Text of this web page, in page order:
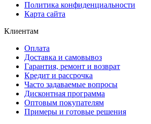
Политика конфиденциальности
Карта сайта
Клиентам
Оплата
Доставка и самовывоз
Гарантия, ремонт и возврат
Кредит и рассрочка
Часто задаваемые вопросы
Дисконтная программа
Оптовым покупателям
Примеры и готовые решения